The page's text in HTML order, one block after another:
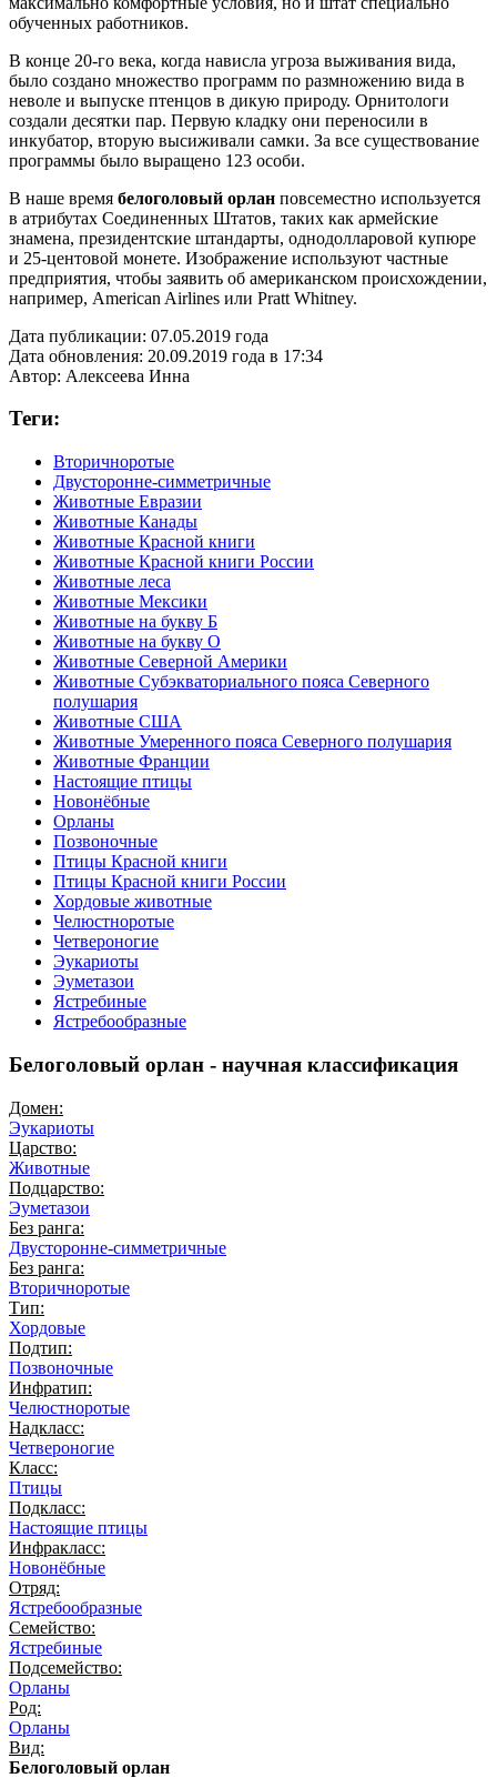
обученных работников.
В конце 20-го века, когда нависла угроза выживания вида,
было создано множество программ по размножению вида в
неволе и выпуске птенцов в дикую природу. Орнитологи
создали десятки пар. Первую кладку они переносили в
инкубатор, вторую высиживали самки. За все существование
программы было выращено 123 особи.
В наше время белоголовый орлан повсеместно используется
в атрибутах Соединенных Штатов, таких как армейские
знамена, президентские штандарты, однодолларовой купюре
и 25-центовой монете. Изображение используют частные
предприятия, чтобы заявить об американском происхождении,
например, American Airlines или Pratt Whitney.
Дата публикации: 07.05.2019 года
Дата обновления: 20.09.2019 года в 17:34
Автор: Алексеева Инна
Теги:
Вторичноротые
Двусторонне-симметричные
Животные Евразии
Животные Канады
Животные Красной книги
Животные Красной книги России
Животные леса
Животные Мексики
Животные на букву Б
Животные на букву О
Животные Северной Америки
Животные Субэкваториального пояса Северного
полушария
Животные США
Животные Умеренного пояса Северного полушария
Животные Франции
Настоящие птицы
Новонёбные
Орланы
Позвоночные
Птицы Красной книги
Птицы Красной книги России
Хордовые животные
Челюстноротые
Четвероногие
Эукариоты
Эуметазои
Ястребиные
Ястребообразные
Белоголовый орлан - научная классификация
Домен:
Эукариоты
Царство:
Животные
Подцарство:
Эуметазои
Без ранга:
Двусторонне-симметричные
Без ранга:
Вторичноротые
Тип:
Хордовые
Подтип:
Позвоночные
Инфратип:
Челюстноротые
Надкласс:
Четвероногие
Класс:
Птицы
Подкласс:
Настоящие птицы
Инфракласс:
Новонёбные
Отряд:
Ястребообразные
Семейство:
Ястребиные
Подсемейство:
Орланы
Род:
Орланы
Вид:
Белоголовый орлан